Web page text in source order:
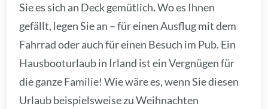
Sie es sich an Deck gemütlich. Wo es Ihnen
gefällt, legen Sie an – für einen Ausflug mit dem
Fahrrad oder auch für einen Besuch im Pub. Ein
Hausbooturlaub in Irland ist ein Vergnügen für
die ganze Familie! Wie wäre es, wenn Sie diesen
Urlaub beispielsweise zu Weihnachten